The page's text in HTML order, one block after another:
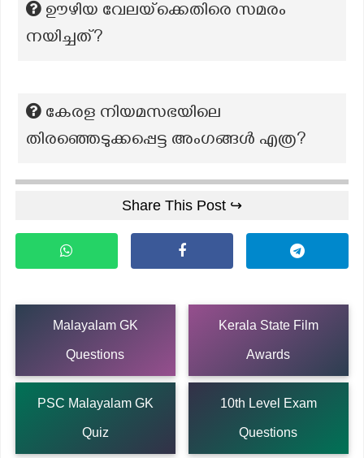
ഊഴിയ വേലയ്‌ക്കെതിരെ സമരം
നയിച്ചത്?
കേരള നിയമസഭയിലെ
തിരഞ്ഞെടുക്കപ്പെട്ട അംഗങ്ങൾ എത്ര?
Share This Post ↪
Malayalam GK
Questions
Kerala State Film
Awards
PSC Malayalam GK
Quiz
10th Level Exam
Questions